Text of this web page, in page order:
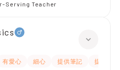
Serving Teacher
有愛心 細心 提供筆記
提供練